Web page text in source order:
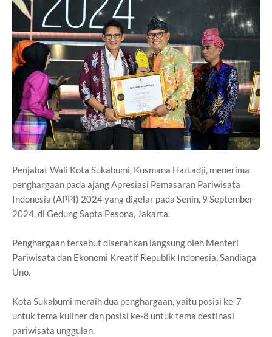
Penjabat Wali Kota Sukabumi, Kusmana Hartadji, menerima
penghargaan pada ajang Apresiasi Pemasaran Pariwisata
Indonesia (APPI) 2024 yang digelar pada Senin, 9 September
2024, di Gedung Sapta Pesona, Jakarta.
Penghargaan tersebut diserahkan langsung oleh Menteri
Pariwisata dan Ekonomi Kreatif Republik Indonesia, Sandiaga
Uno.
Kota Sukabumi meraih dua penghargaan, yaitu posisi ke-7
untuk tema kuliner dan posisi ke-8 untuk tema destinasi
pariwisata unggulan.